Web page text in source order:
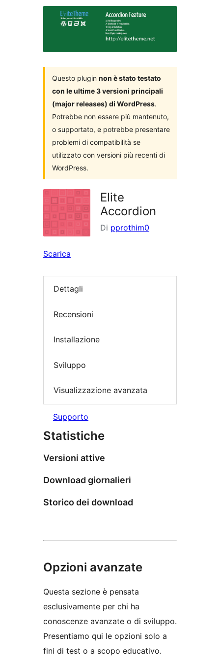
plugin
Questo plugin non è stato testato
con le ultime 3 versioni principali
(major releases) di WordPress.
Potrebbe non essere più mantenuto,
o supportato, e potrebbe presentare
problemi di compatibilità se
utilizzato con versioni più recenti di
WordPress.
Elite
Accordion
Di pprothim0
Scarica
Dettagli
Recensioni
Installazione
Sviluppo
Visualizzazione avanzata
Supporto
Statistiche
Versioni attive
Download giornalieri
Storico dei download
Opzioni avanzate
Questa sezione è pensata
esclusivamente per chi ha
conoscenze avanzate o di sviluppo.
Presentiamo qui le opzioni solo a
fini di test o a scopo educativo.